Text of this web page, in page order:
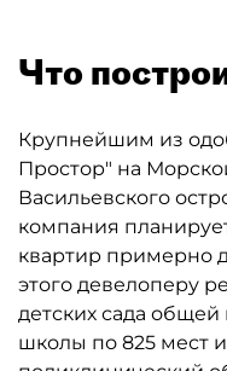
Что
Крупнейшим из
Простор" на
Васильевского
компания
квартир примерно
этого девелоперу
детских сада
школы по 825 мест